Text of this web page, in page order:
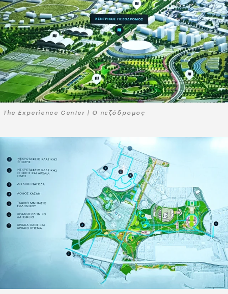
Τhe Experience Center | Ο πεζόδρομος